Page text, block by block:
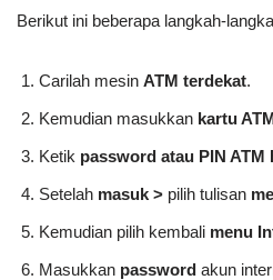
Berikut ini beberapa langkah-
Carilah mesin ATM terdekat.
Kemudian masukkan kartu
Ketik password atau PIN ATM
Setelah masuk > pilih tulisan
Kemudian pilih kembali menu
Masukkan password akun